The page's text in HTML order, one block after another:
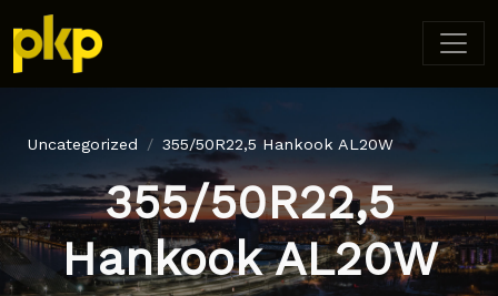
Uncategorized 355/50R22,5 Hankook AL20W
355/50R22,5
Hankook AL20W